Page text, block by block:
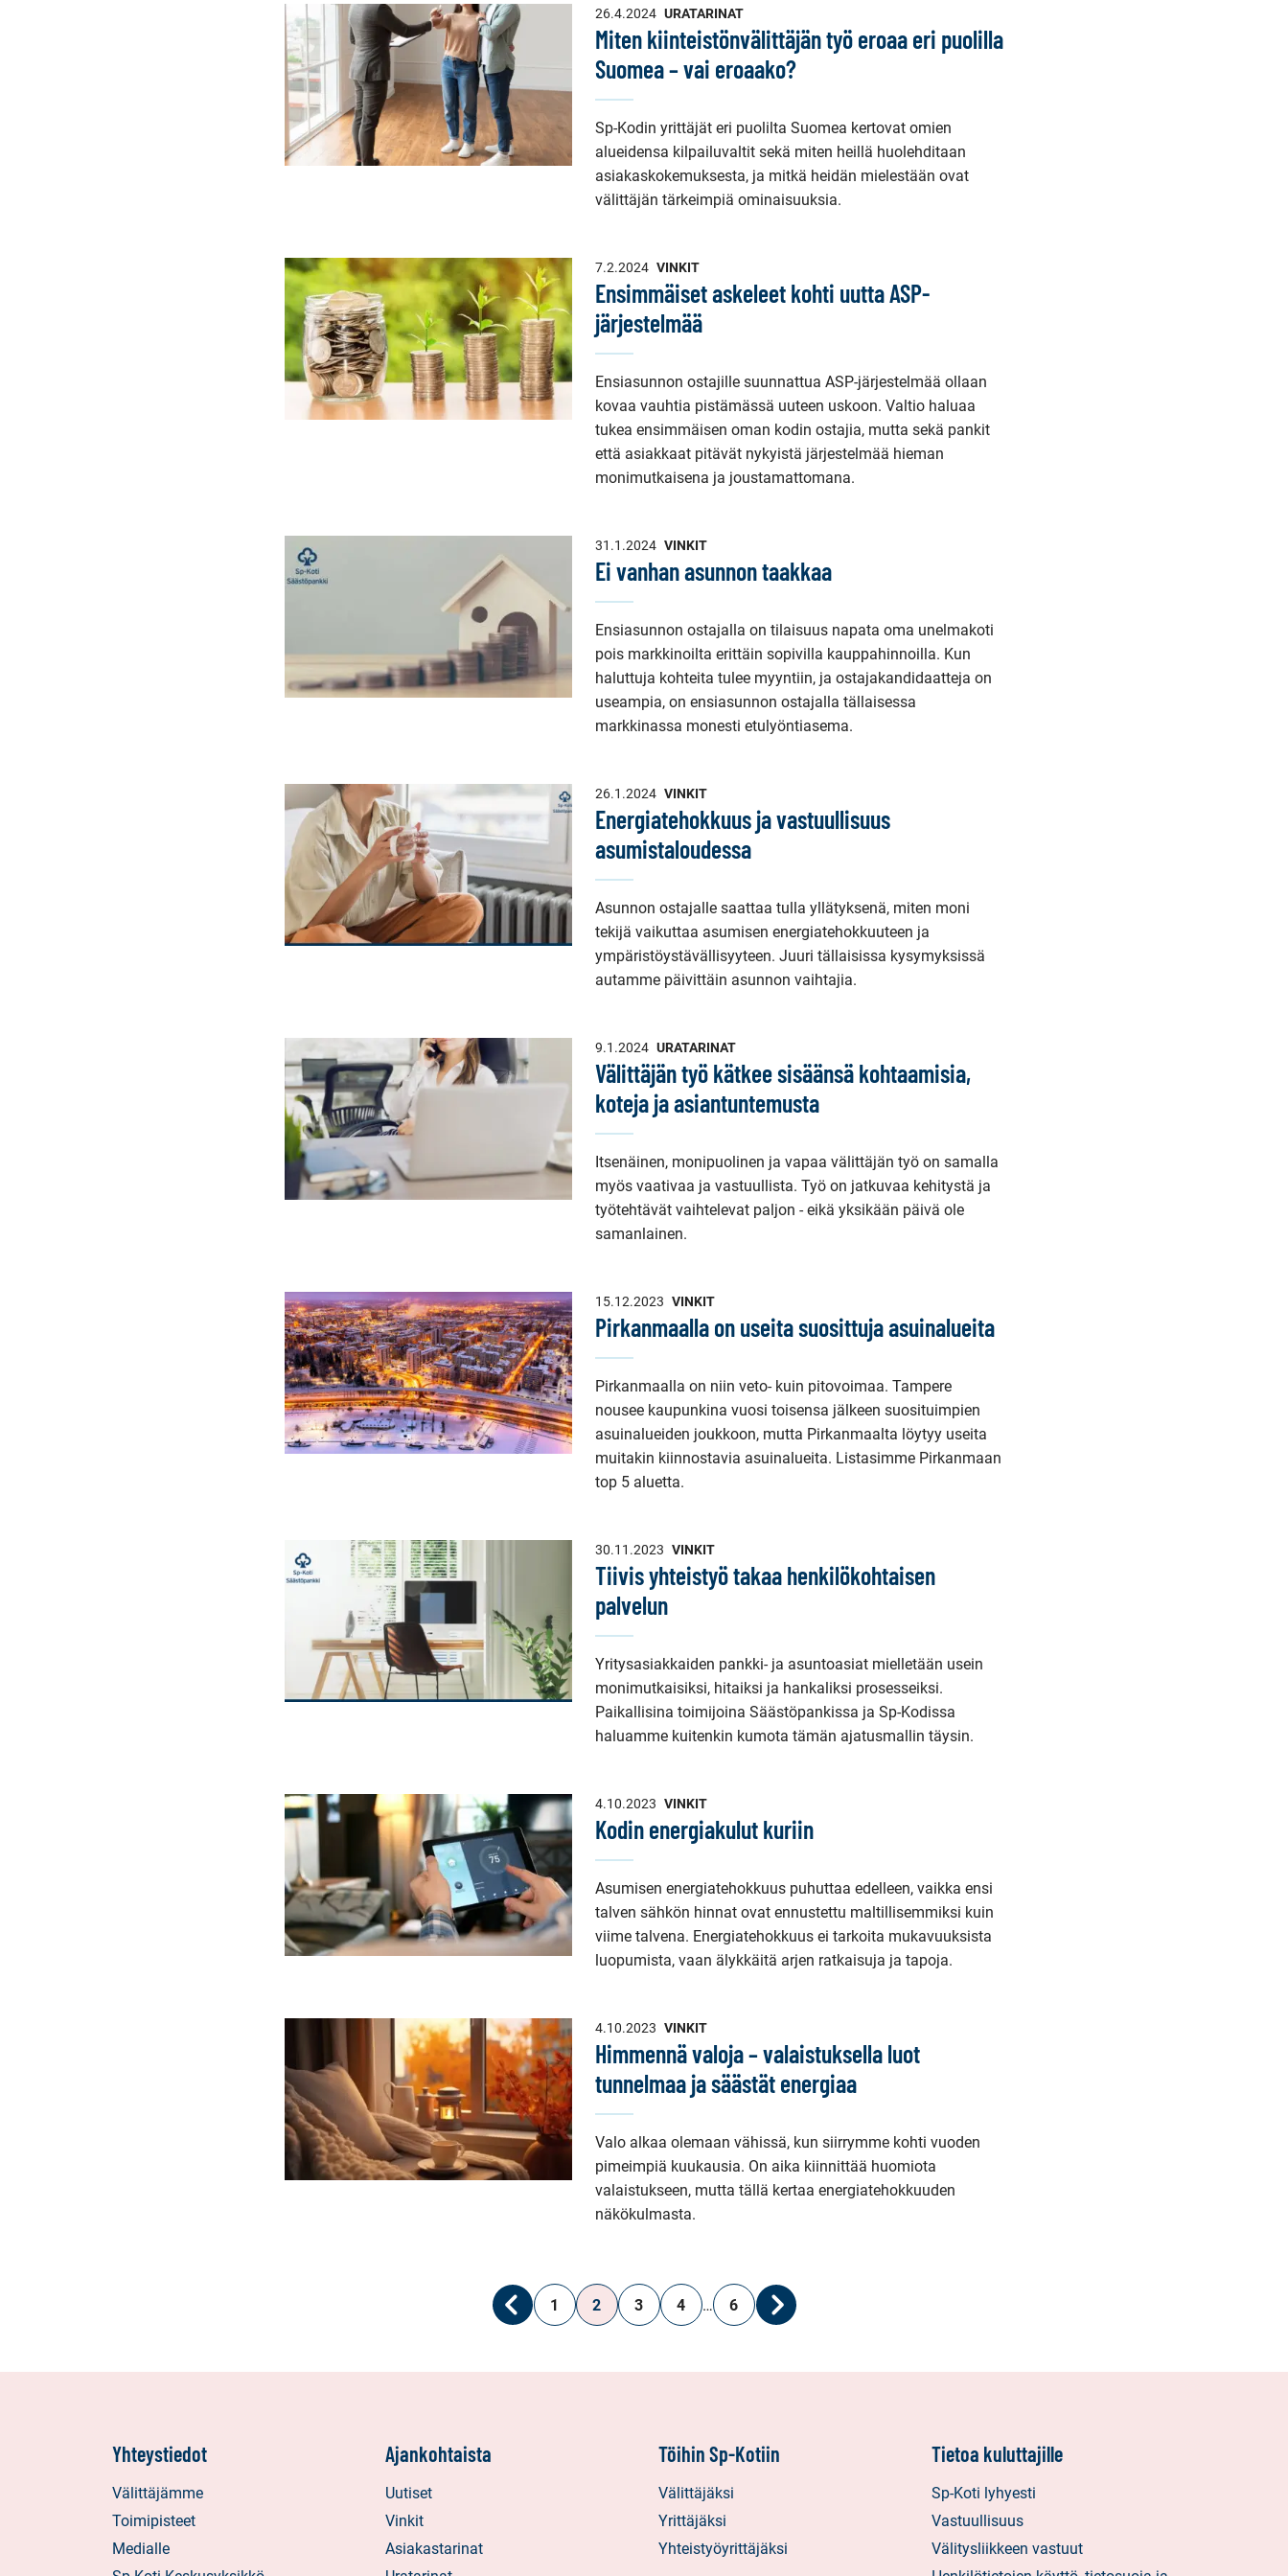
26.4.2024 URATARINAT
Miten kiinteistönvälittäjän työ eroaa eri puolilla
Suomea – vai eroaako?
Sp-Kodin yrittäjät eri puolilta Suomea kertovat omien
alueidensa kilpailuvaltit sekä miten heillä huolehditaan
asiakaskokemuksesta, ja mitkä heidän mielestään ovat
välittäjän tärkeimpiä ominaisuuksia.
7.2.2024 VINKIT
Ensimmäiset askeleet kohti uutta ASP-
järjestelmää
Ensiasunnon ostajille suunnattua ASP-järjestelmää ollaan
kovaa vauhtia pistämässä uuteen uskoon. Valtio haluaa
tukea ensimmäisen oman kodin ostajia, mutta sekä pankit
että asiakkaat pitävät nykyistä järjestelmää hieman
monimutkaisena ja joustamattomana.
31.1.2024 VINKIT
Ei vanhan asunnon taakkaa
Ensiasunnon ostajalla on tilaisuus napata oma unelmakoti
pois markkinoilta erittäin sopivilla kauppahinnoilla. Kun
haluttuja kohteita tulee myyntiin, ja ostajakandidaatteja on
useampia, on ensiasunnon ostajalla tällaisessa
markkinassa monesti etulyöntiasema.
26.1.2024 VINKIT
Energiatehokkuus ja vastuullisuus
asumistaloudessa
Asunnon ostajalle saattaa tulla yllätyksenä, miten moni
tekijä vaikuttaa asumisen energiatehokkuuteen ja
ympäristöystävällisyyteen. Juuri tällaisissa kysymyksissä
autamme päivittäin asunnon vaihtajia.
9.1.2024 URATARINAT
Välittäjän työ kätkee sisäänsä kohtaamisia,
koteja ja asiantuntemusta
Itsenäinen, monipuolinen ja vapaa välittäjän työ on samalla
myös vaativaa ja vastuullista. Työ on jatkuvaa kehitystä ja
työtehtävät vaihtelevat paljon - eikä yksikään päivä ole
samanlainen.
15.12.2023 VINKIT
Pirkanmaalla on useita suosittuja asuinalueita
Pirkanmaalla on niin veto- kuin pitovoimaa. Tampere
nousee kaupunkina vuosi toisensa jälkeen suosituimpien
asuinalueiden joukkoon, mutta Pirkanmaalta löytyy useita
muitakin kiinnostavia asuinalueita. Listasimme Pirkanmaan
top 5 aluetta.
30.11.2023 VINKIT
Tiivis yhteistyö takaa henkilökohtaisen
palvelun
Yritysasiakkaiden pankki- ja asuntoasiat mielletään usein
monimutkaisiksi, hitaiksi ja hankaliksi prosesseiksi.
Paikallisina toimijoina Säästöpankissa ja Sp-Kodissa
haluamme kuitenkin kumota tämän ajatusmallin täysin.
4.10.2023 VINKIT
Kodin energiakulut kuriin
Asumisen energiatehokkuus puhuttaa edelleen, vaikka ensi
talven sähkön hinnat ovat ennustettu maltillisemmiksi kuin
viime talvena. Energiatehokkuus ei tarkoita mukavuuksista
luopumista, vaan älykkäitä arjen ratkaisuja ja tapoja.
4.10.2023 VINKIT
Himmennä valoja – valaistuksella luot
tunnelmaa ja säästät energiaa
Valo alkaa olemaan vähissä, kun siirrymme kohti vuoden
pimeimpiä kuukausia. On aika kiinnittää huomiota
valaistukseen, mutta tällä kertaa energiatehokkuuden
näkökulmasta.
Edellinen
1 2 3 4 … 6
Seuraava
Yhteystiedot
Välittäjämme
Toimipisteet
Medialle
Ajankohtaista
Uutiset
Vinkit
Asiakastarinat
Töihin Sp-Kotiin
Välittäjäksi
Yrittäjäksi
Yhteistyöyrittäjäksi
Tietoa kuluttajille
Sp-Koti lyhyesti
Vastuullisuus
Välitysliikkeen vastuut